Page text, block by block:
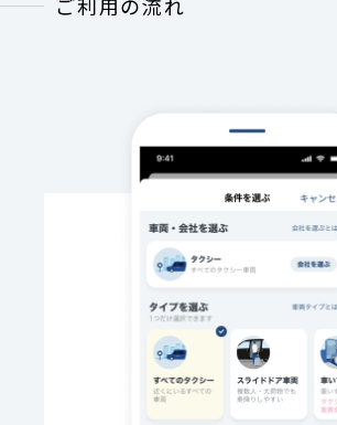
ご利用の流れ